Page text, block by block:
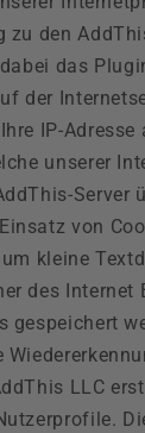
zu den
das
der
IP-Adresse
unserer
Server
von
kleine
des Internet
gespeichert
LLC